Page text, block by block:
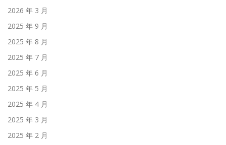
2026 年 3 月
2025 年 9 月
2025 年 8 月
2025 年 7 月
2025 年 6 月
2025 年 5 月
2025 年 4 月
2025 年 3 月
2025 年 2 月